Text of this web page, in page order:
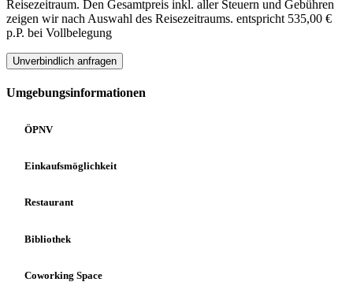
Reisezeitraum. Den Gesamtpreis inkl. aller Steuern und Gebühren
zeigen wir nach Auswahl des Reisezeitraums. entspricht 535,00 €
p.P. bei Vollbelegung
Unverbindlich anfragen
Umgebungsinformationen
ÖPNV
Einkaufsmöglichkeit
Restaurant
Bibliothek
Coworking Space